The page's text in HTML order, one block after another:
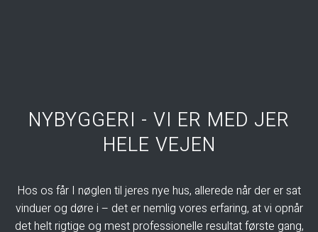
NYBYGGERI - VI ER MED JER
HELE VEJEN
Hos os får I nøglen til jeres nye hus, allerede når der er sat
vinduer og døre i – det er nemlig vores erfaring, at vi opnår
det helt rigtige og mest professionelle resultat første gang,